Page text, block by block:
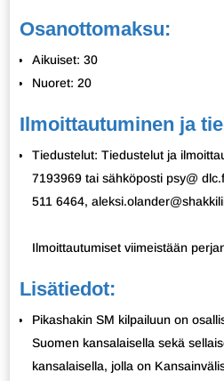
Osanottomaksu:
Aikuiset: 30
Nuoret: 20
Ilmoittautuminen ja
Tiedustelut: Tiedustelut ja
7193969 tai sähköposti psy@
511 6464,
Ilmoittautumiset viimeistään
Lisätiedot:
Pikashakin SM kilpailuun on
Suomen kansalaisella sekä
kansalaisella, jolla on